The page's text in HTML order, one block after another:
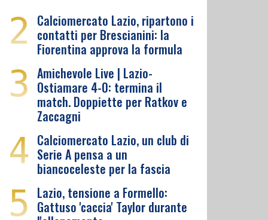
2 Calciomercato Lazio, ripartono i
contatti per Brescianini: la
Fiorentina approva la formula
3 Amichevole Live | Lazio-
Ostiamare 4-0: termina il
match. Doppiette per Ratkov e
Zaccagni
4 Calciomercato Lazio, un club di
Serie A pensa a un
biancoceleste per la fascia
5 Lazio, tensione a Formello:
Gattuso 'caccia' Taylor durante